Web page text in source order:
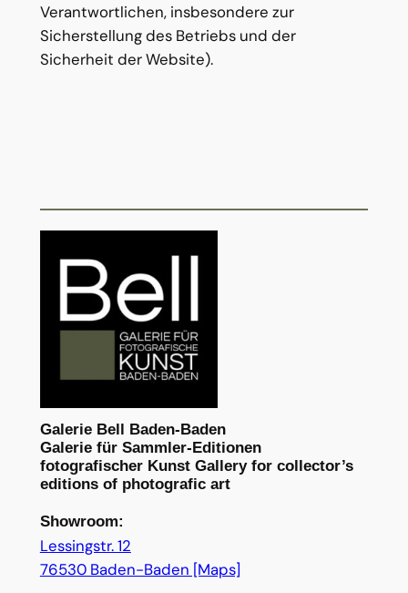
Verantwortlichen, insbesondere zur
Sicherstellung des Betriebs und der
Sicherheit der Website).
Galerie Bell Baden-Baden
Galerie für Sammler-Editionen
fotografischer Kunst Gallery for collector’s
editions of photografic art
Showroom:
Lessingstr. 12
76530 Baden-Baden [Maps]